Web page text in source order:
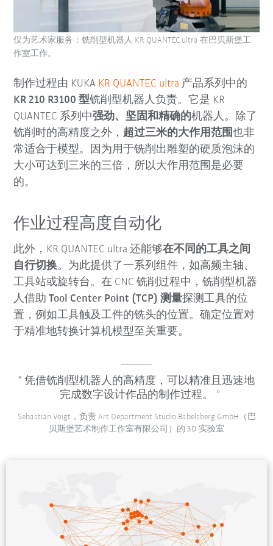
制作过程由 KUKA KR QUANTEC ultra 产品系列中的
KR 210 R3100 型铣削型机器人负责。它是 KR
QUANTEC 系列中强劲、坚固和精确的机器人。除了
铣削时的高精度之外， 超过三米的大作用范围也非
常适合于模型。因为用于铣削出雕塑的硬质泡沫的
大小可达到三米的三倍，所以大作用范围是必要
的。
仅为艺术家服务：铣削型机器人 KR QUANTEC ultra 在巴贝斯堡工
作室工作。
作业过程高度自动化
此外，KR QUANTEC ultra 还能够在不同的工具之间
自行切换。为此提供了一系列组件，如高频主轴、
工具站或旋转台。在 CNC 铣削过程中，铣削型机器
人借助Tool Center Point (TCP) 测量探测工具的位
置，例如工具触及工件的铣头的位置。确定位置对
于精准地转换计算机模型至关重要。
凭借铣削型机器人的高精度，可以精准且迅速地
完成数字设计作品的制作过程。
Sebastian Voigt，负责 Art Department Studio Babelsberg GmbH（巴
贝斯堡艺术制作工作室有限公司）的 3D 实验室